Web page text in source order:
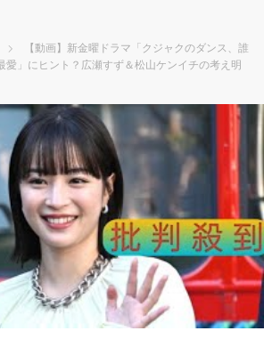
【動画】新金曜ドラマ「クジャクのダンス、誰
愛」にヒント？広瀬すず＆松山ケンイチの考え明